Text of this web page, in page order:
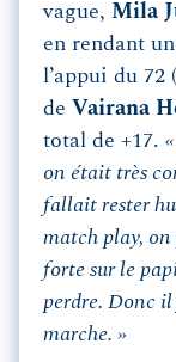
vague, Mila
en rendant
l’appui du 72
de Vairana
total de +17.
on était très
fallait rester
match play, on
forte sur le
perdre. Donc
marche. »